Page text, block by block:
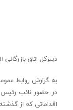
دبیرکل اتاق
به گزارش روابط
در حضور نائب رئیس
اقداماتی که از